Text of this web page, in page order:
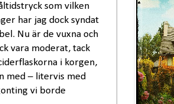
som vilken
har jag dock syndat
Nu är de vuxna och
vara moderat, tack
i korgen,
med – litervis med
vi borde